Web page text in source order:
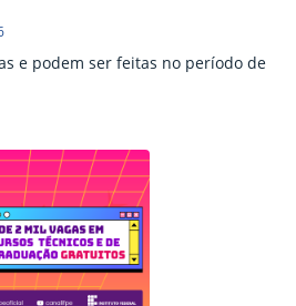
e podem ser feitas no período de